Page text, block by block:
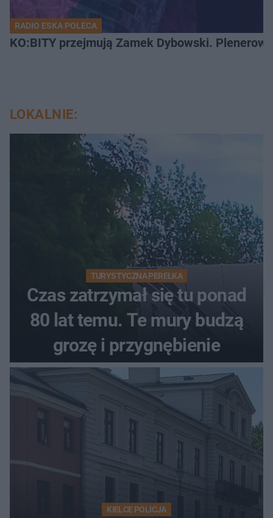
RADIO ESKA POLECA
KO:BITY przejmują Zamek Dybowski.
LOKALNIE:
TURYSTYCZNA PEREŁKA
Czas zatrzymał się tu ponad
80 lat temu. Te mury budzą
grozę i przygnębienie
KIELCE POLICJA